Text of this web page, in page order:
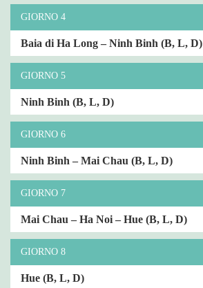
GIORNO 4
Baia di Ha Long – Ninh Binh (B, L, D)
GIORNO 5
Ninh Binh (B, L, D)
GIORNO 6
Ninh Binh – Mai Chau (B, L, D)
GIORNO 7
Mai Chau – Ha Noi – Hue (B, L, D)
GIORNO 8
Hue (B, L, D)